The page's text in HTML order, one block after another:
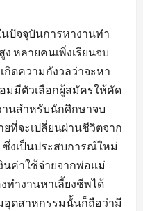
นปัจจุบันการหางานทำ
หลายคนเพิ่งเรียนจบ
กิดความกังวลว่าจะหา
มมีตัวเลือกผู้สมัครให้คัด
นสำหรับนักศึกษาจบ
ยที่จะเปลี่ยนผ่านชีวิตจาก
งเป็นประสบการณ์ใหม่
นค่าใช้จ่ายจากพ่อแม่
ทำงานหาเลี้ยงชีพได้
อุตสาหกรรมนั้นก็ถือว่ามี